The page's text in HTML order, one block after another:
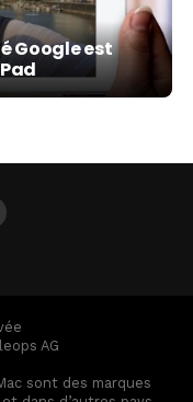
Google est
AG
sont des marques